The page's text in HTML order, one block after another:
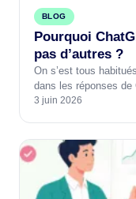
BLOG
Pourquoi
pas d’autres ?
On s’est tous
dans les réponses
3 juin 2026